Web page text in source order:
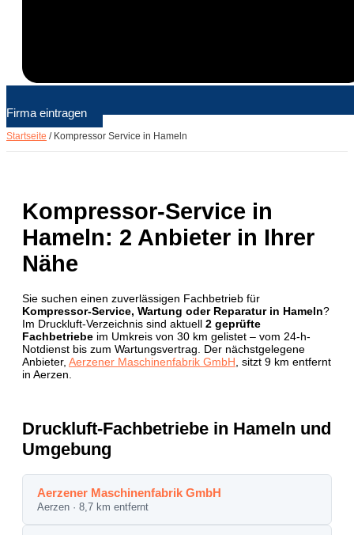
Firma eintragen
Startseite / Kompressor Service in Hameln
Kompressor-Service in
Hameln: 2 Anbieter in Ihrer
Nähe
Sie suchen einen zuverlässigen Fachbetrieb für
Kompressor-Service, Wartung oder Reparatur in Hameln?
Im Druckluft-Verzeichnis sind aktuell 2 geprüfte
Fachbetriebe im Umkreis von 30 km gelistet – vom 24-h-
Notdienst bis zum Wartungsvertrag. Der nächstgelegene
Anbieter, Aerzener Maschinenfabrik GmbH , sitzt 9 km entfernt
in Aerzen.
Druckluft-Fachbetriebe in Hameln und
Umgebung
Aerzener Maschinenfabrik GmbH
Aerzen · 8,7 km entfernt